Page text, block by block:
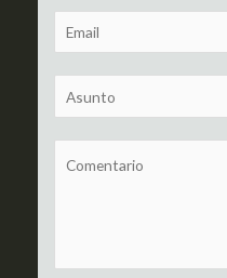
m
m
a
u
b